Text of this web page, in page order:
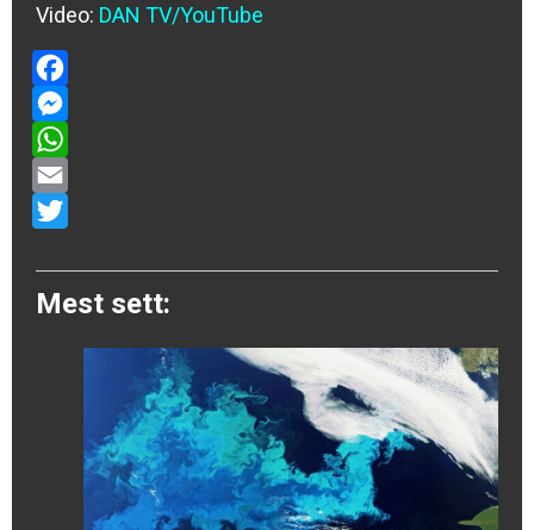
Video: DAN TV/YouTube
Facebook
Messenger
WhatsApp
Email
Mest sett: